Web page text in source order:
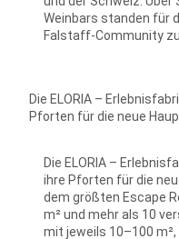
Weinbars standen für
Falstaff-Community
Die ELORIA –
Pforten für die neue
Die ELORIA –
ihre Pforten für die
dem größten Escape
m² und mehr als 10
mit jeweils 10–100